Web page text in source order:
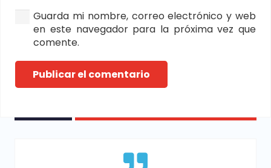
Guarda mi nombre, correo electrónico y web
en este navegador para la próxima vez que
comente.
Publicar el comentario